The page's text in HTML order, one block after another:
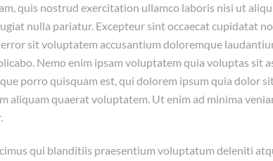
quis nostrud exercitation ullamco laboris nisi ut
nulla pariatur. Excepteur sint occaecat cupidatat
sit voluptatem accusantium doloremque
Nemo enim ipsam voluptatem quia voluptas sit
porro quisquam est, qui dolorem ipsum quia dolor
aliquam quaerat voluptatem. Ut enim ad minima
qui blanditiis praesentium voluptatum deleniti